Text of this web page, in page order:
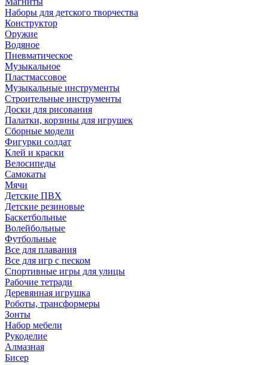
Наборы для детского творчества
Конструктор
Оружие
Водяное
Пневматическое
Музыкальное
Пластмассовое
Музыкальные инструменты
Строительные инструменты
Доски для рисования
Палатки, корзины для игрушек
Сборные модели
Фигурки солдат
Клей и краски
Велосипеды
Самокаты
Мячи
Детские ПВХ
Детские резиновые
Баскетбольные
Волейбольные
Футбольные
Все для плавания
Все для игр с песком
Спортивные игры для улицы
Рабочие тетради
Деревянная игрушка
Роботы, трансформеры
Зонты
Набор мебели
Рукоделие
Алмазная
Бисер